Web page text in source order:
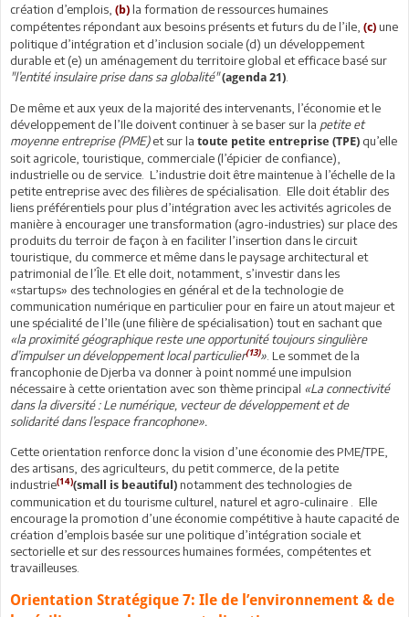
création d’emplois, (b) la formation de ressources humaines
compétentes répondant aux besoins présents et futurs du de l’ile, (c) une
politique d’intégration et d’inclusion sociale (d) un développement
durable et (e) un aménagement du territoire global et efficace basé sur
"l’entité insulaire prise dans sa globalité"(agenda 21)
De même et aux yeux de la majorité des intervenants, l’économie et le
développement de l’Ile doivent continuer à se baser sur la petite et
moyenne entreprise (PME)et sur la toute petite entreprise (TPE) qu’elle
soit agricole, touristique, commerciale (l’épicier de confiance),
industrielle ou de service. L’industrie doit être maintenue à l’échelle de la
petite entreprise avec des filières de spécialisation. Elle doit établir des
liens préférentiels pour plus d’intégration avec les activités agricoles de
manière à encourager une transformation (agro-industries) sur place des
produits du terroir de façon à en faciliter l’insertion dans le circuit
touristique, du commerce et même dans le paysage architectural et
patrimonial de l’Île. Et elle doit, notamment, s’investir dans les
«startups» des technologies en général et de la technologie de
communication numérique en particulier pour en faire un atout majeur et
une spécialité de l’Ile (une filière de spécialisation) tout en sachant que
«la proximité géographique reste une opportunité toujours singulière
d’impulser un développement local particulier(13)» . Le sommet de la
francophonie de Djerba va donner à point nommé une impulsion
nécessaire à cette orientation avec son thème principal «La connectivité
dans la diversité : Le numérique, vecteur de développement et de
solidarité dans l’espace francophone».
Cette orientation renforce donc la vision d’une économie des PME/TPE,
des artisans, des agriculteurs, du petit commerce, de la petite
industrie(14)(small is beautiful) notamment des technologies de
communication et du tourisme culturel, naturel et agro-culinaire . Elle
encourage la promotion d’une économie compétitive à haute capacité de
création d’emplois basée sur une politique d’intégration sociale et
sectorielle et sur des ressources humaines formées, compétentes et
travailleuses.
Orientation Stratégique 7: Ile de l’environnement & de